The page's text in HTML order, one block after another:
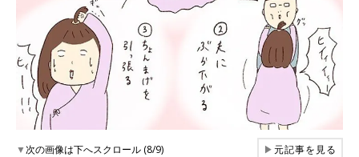
▼次の画像は下へスクロール (8/9) ▶元記事を見る